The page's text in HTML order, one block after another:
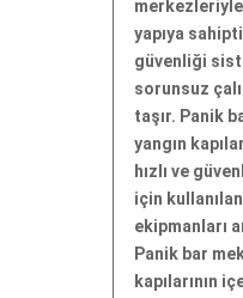
yapıya
güvenliği
sorunsuz
taşır. Panik
yangın
hızlı ve
için
ekipmanları
Panik bar
kapılarının